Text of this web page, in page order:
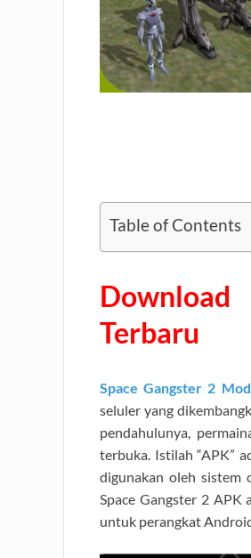
Table of Contents
Terbaru
Space Gangster 2
seluler yang
pendahulunya,
terbuka. Istilah “APK”
digunakan oleh sistem
Space Gangster 2 APK
untuk perangkat